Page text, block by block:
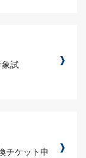
試
チケット申